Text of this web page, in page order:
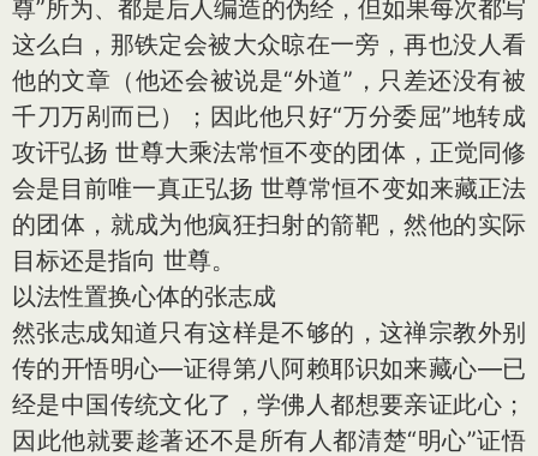
尊”所为、都是后人编造的伪经，但如果每次都写
这么白，那铁定会被大众晾在一旁，再也没人看
他的文章（他还会被说是“外道”，只差还没有被
千刀万剐而已）；因此他只好“万分委屈”地转成
攻讦弘扬 世尊大乘法常恒不变的团体，正觉同修
会是目前唯一真正弘扬 世尊常恒不变如来藏正法
的团体，就成为他疯狂扫射的箭靶，然他的实际
目标还是指向 世尊。
以法性置换心体的张志成
然张志成知道只有这样是不够的，这禅宗教外别
传的开悟明心—证得第八阿赖耶识如来藏心—已
经是中国传统文化了，学佛人都想要亲证此心；
因此他就要趁著还不是所有人都清楚“明心”证悟